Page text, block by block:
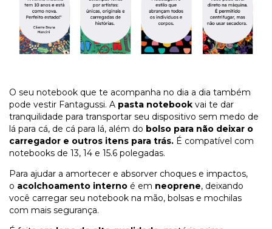
O seu notebook que te acompanha no dia a dia também
pode vestir Fantagussi. A pasta notebook vai te dar
tranquilidade para transportar seu dispositivo sem medo de
lá para cá, de cá para lá, além do bolso para não deixar o
carregador e outros itens para trás. É compatível com
notebooks de 13, 14 e 15.6 polegadas.
Para ajudar a amortecer e absorver choques e impactos,
o acolchoamento interno é em neoprene, deixando
você carregar seu notebook na mão, bolsas e mochilas
com mais segurança.